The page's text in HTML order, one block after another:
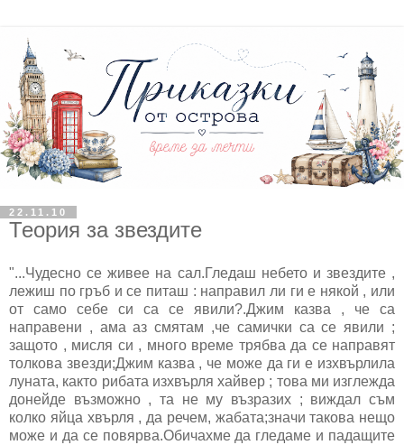
22.11.10
Теория за звездите
"...Чудесно се живее на сал.Гледаш небето и звездите ,
лежиш по гръб и се питаш : направил ли ги е някой , или
от само себе си са се явили?.Джим казва , че са
направени , ама аз смятам ,че самички са се явили ;
защото , мисля си , много време трябва да се направят
толкова звезди;Джим казва , че може да ги е изхвърлила
луната, както рибата изхвърля хайвер ; това ми изглежда
донейде възможно , та не му възразих ; виждал съм
колко яйца хвърля , да речем, жабата;значи такова нещо
може и да се повярва.Обичахме да гледаме и падащите